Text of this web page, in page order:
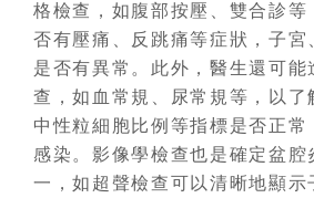
格檢查，如腹部按壓、雙合診等
否有壓痛、反跳痛等症狀，子宮
是否有異常。此外，醫生還可能
查，如血常規、尿常規等，以了
中性粒細胞比例等指標是否正常
感染。影像學檢查也是確定盆腔
一，如超聲檢查可以清晰地顯示